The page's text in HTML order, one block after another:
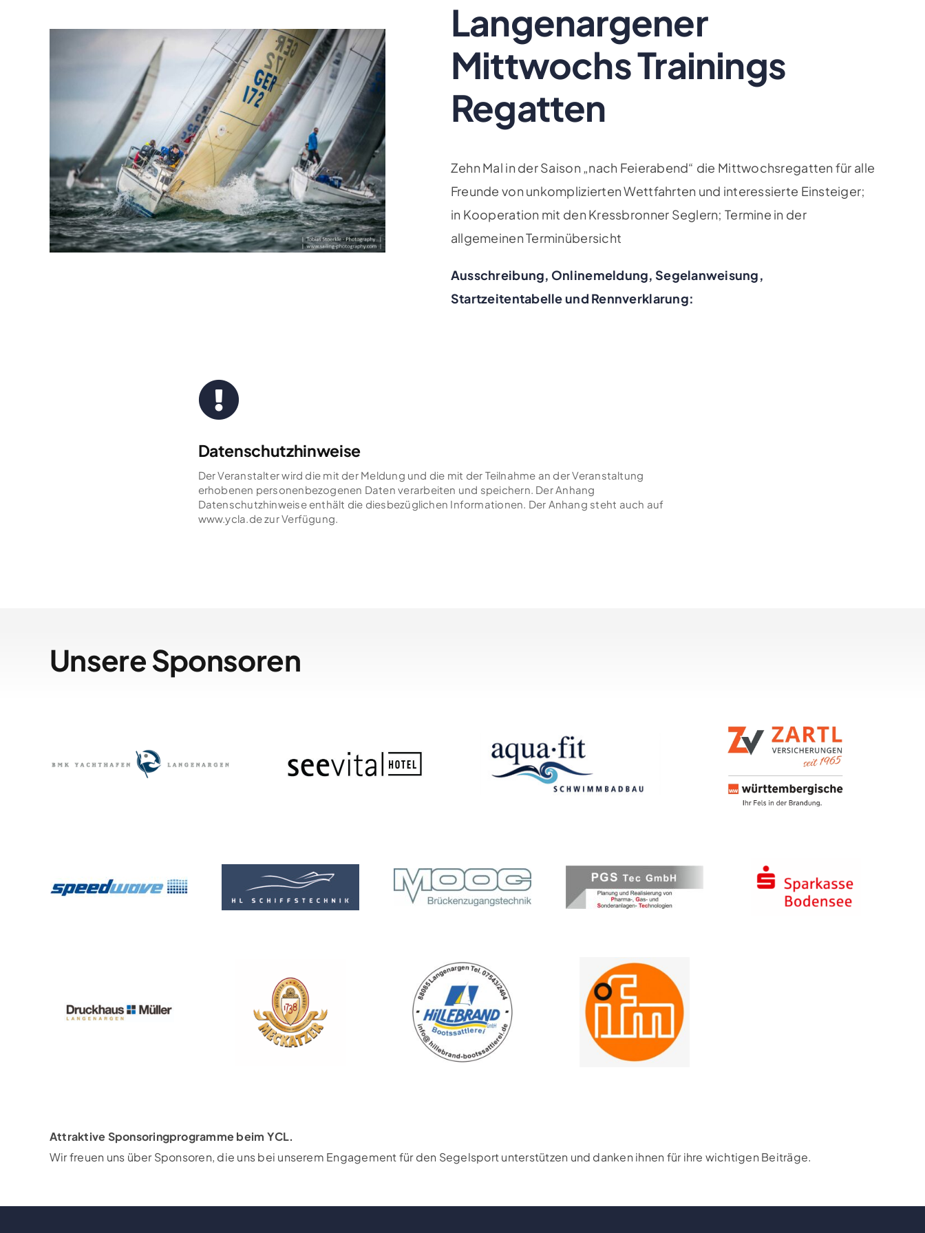
Langenargener
Mittwochs Trainings
Regatten
Zehn Mal in der Saison „nach Feierabend“ die Mittwochsregatten für alle
Freunde von unkomplizierten Wettfahrten und interessierte Einsteiger;
in Kooperation mit den Kressbronner Seglern; Termine in der
allgemeinen Terminübersicht
Ausschreibung, Onlinemeldung, Segelanweisung,
Startzeitentabelle und Rennverklarung:
Datenschutzhinweise
Der Veranstalter wird die mit der Meldung und die mit der Teilnahme an der Veranstaltung
erhobenen personenbezogenen Daten verarbeiten und speichern. Der Anhang
Datenschutzhinweise enthält die diesbezüglichen Informationen. Der Anhang steht auch auf
www.ycla.de zur Verfügung.
Unsere Sponsoren
Attraktive Sponsoringprogramme beim YCL.
Wir freuen uns über Sponsoren, die uns bei unserem Engagement für den Segelsport unterstützen und danken ihnen für ihre wichtigen Beiträge.